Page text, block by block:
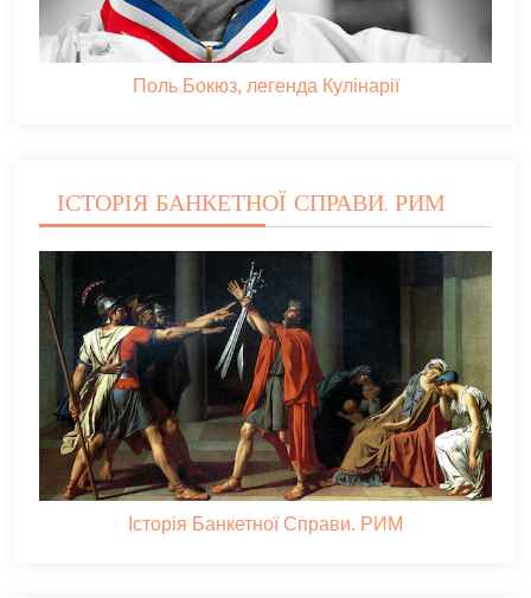
Поль Бокюз, легенда Кулінарії
ІСТОРІЯ БАНКЕТНОЇ СПРАВИ. РИМ
Історія Банкетної Справи. РИМ